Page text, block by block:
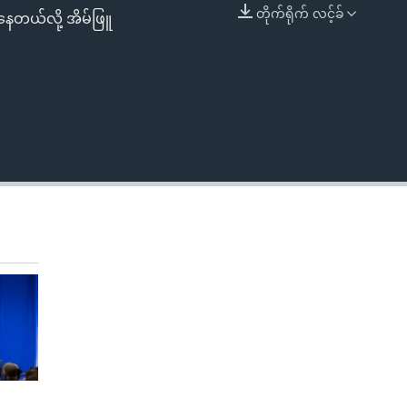
EMBED
တိုက်ရိုက် လင့်ခ်
နေတယ်လို့ အိမ်ဖြူ